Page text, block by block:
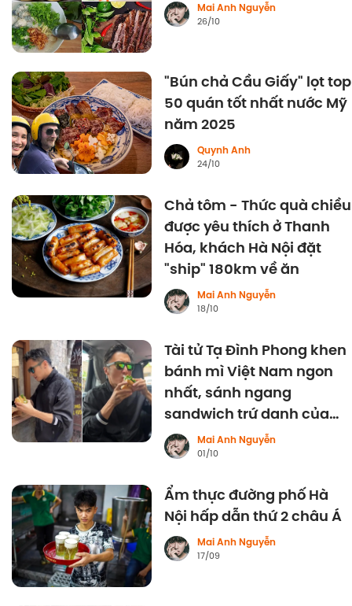
Mai Anh Nguyễn
26/10
"Bún chả Cầu Giấy" lọt top
50 quán tốt nhất nước Mỹ
năm 2025
Quynh Anh
24/10
Chả tôm - Thức quà chiều
được yêu thích ở Thanh
Hóa, khách Hà Nội đặt
"ship" 180km về ăn
Mai Anh Nguyễn
18/10
Tài tử Tạ Đình Phong khen
bánh mì Việt Nam ngon
nhất, sánh ngang
sandwich trứ danh của
Anh.
Mai Anh Nguyễn
01/10
Ẩm thực đường phố Hà
Nội hấp dẫn thứ 2 châu Á
Mai Anh Nguyễn
17/09